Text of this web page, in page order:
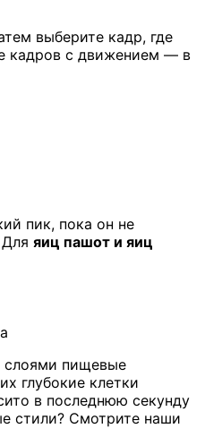
выберите кадр, где
кадров с движением — в
пик, пока он не
яиц пашот и яиц
слоями пищевые
глубокие клетки
в последнюю секунду
стили? Смотрите наши